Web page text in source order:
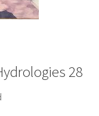
28